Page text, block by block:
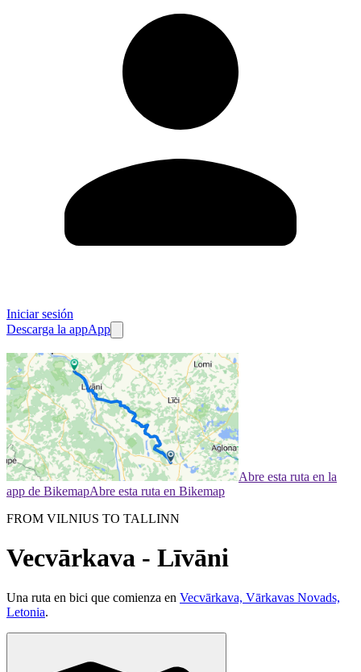
Iniciar sesión
Descarga la appApp
Abre esta ruta en la
app de BikemapAbre esta ruta en Bikemap
FROM VILNIUS TO TALLINN
Vecvārkava - Līvāni
Una ruta en bici que comienza en Vecvārkava, Vārkavas Novads,
Letonia.